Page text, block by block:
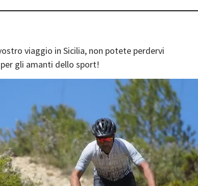
viaggio in Sicilia, non potete perdervi
gli amanti dello sport!